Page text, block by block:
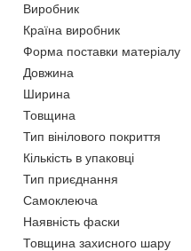
Виробник
Країна виробник
Форма поставки матеріалу
Довжина
Ширина
Товщина
Тип вінілового покриття
Кількість в упаковці
Тип приєднання
Самоклеюча
Наявність фаски
Товщина захисного шару